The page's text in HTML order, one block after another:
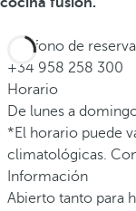
Teléfono de
+34 958 258 300
Horario
De lunes a
*El horario puede
climatológicas.
Información
Abierto tanto para